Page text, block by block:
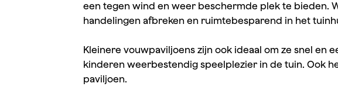
een tegen wind en weer beschermde plek te bieden.
handelingen afbreken en ruimtebesparend in het
Kleinere vouwpaviljoens zijn ook ideaal om ze snel en
kinderen weerbestendig speelplezier in de tuin. Ook
paviljoen.